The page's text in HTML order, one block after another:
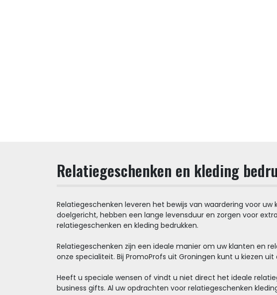
Relatiegeschenken en kleding
Relatiegeschenken leveren het bewijs van waardering voor
doelgericht, hebben een lange levensduur en zorgen voor
relatiegeschenken en kleding bedrukken.
Relatiegeschenken zijn een ideale manier om uw klanten en
onze specialiteit. Bij PromoProfs uit Groningen kunt u kiezen
Heeft u speciale wensen of vindt u niet direct het ideale
business gifts. Al uw opdrachten voor relatiegeschenken